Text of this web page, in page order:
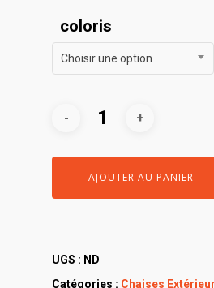
coloris
Choisir une option
AJOUTER AU PANIER
UGS : ND
Catégories : Chaises Extérieur